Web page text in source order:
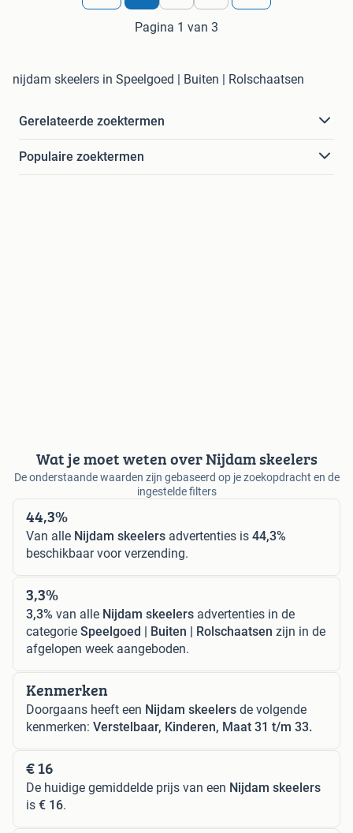
Pagina 1 van 3
nijdam skeelers in Speelgoed | Buiten | Rolschaatsen
Gerelateerde zoektermen
Populaire zoektermen
Wat je moet weten over Nijdam skeelers
De onderstaande waarden zijn gebaseerd op je zoekopdracht en de
ingestelde filters
44,3%
Van alle Nijdam skeelers advertenties is 44,3%
beschikbaar voor verzending.
3,3%
3,3% van alle Nijdam skeelers advertenties in de
categorie Speelgoed | Buiten | Rolschaatsen zijn in de
afgelopen week aangeboden.
Kenmerken
Doorgaans heeft een Nijdam skeelers de volgende
kenmerken: Verstelbaar, Kinderen, Maat 31 t/m 33.
€ 16
De huidige gemiddelde prijs van een Nijdam skeelers
is € 16.